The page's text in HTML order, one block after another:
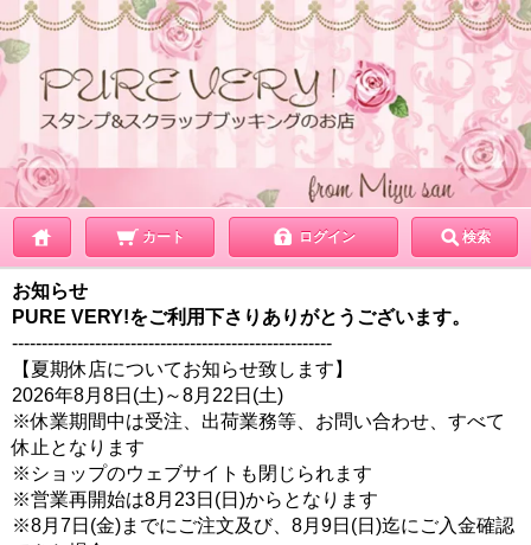
カート ログイン 検索
お知らせ
PURE VERY!をご利用下さりありがとうございます。
------------------------------------------------------
【夏期休店についてお知らせ致します】
2026年8月8日(土)～8月22日(土)
※休業期間中は受注、出荷業務等、お問い合わせ、すべて
休止とな ります
※ショップのウェブサイトも閉じられます
※営業再開始は8月23日(日)からとなります
※8月7日(金)までにご注文及び、8月9日(日)迄にご入金確認